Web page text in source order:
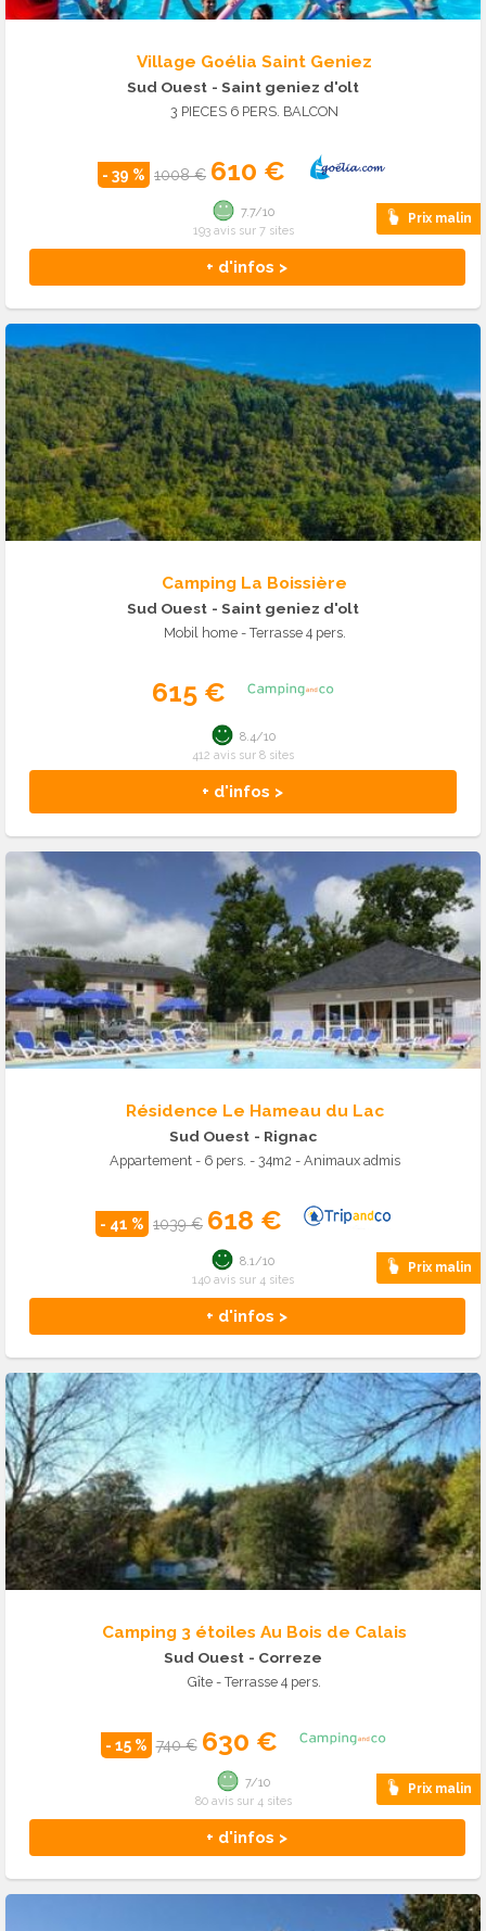
Village Goélia Saint Geniez
Sud Ouest - Saint geniez d'olt
3 PIECES 6 PERS. BALCON
- 39 % 1008 € 610 €
Prix malin
+ d'infos >
7.7/10
193 avis sur 7 sites
Camping La Boissière
Sud Ouest - Saint geniez d'olt
Mobil home - Terrasse 4 pers.
615 €
+ d'infos >
8.4/10
412 avis sur 8 sites
Résidence Le Hameau du Lac
Sud Ouest - Rignac
Appartement - 6 pers. - 34m2 - Animaux admis
- 41 % 1039 € 618 €
Prix malin
+ d'infos >
8.1/10
140 avis sur 4 sites
Camping 3 étoiles Au Bois de Calais
Sud Ouest - Correze
Gîte - Terrasse 4 pers.
- 15 % 740 € 630 €
Prix malin
+ d'infos >
7/10
80 avis sur 4 sites